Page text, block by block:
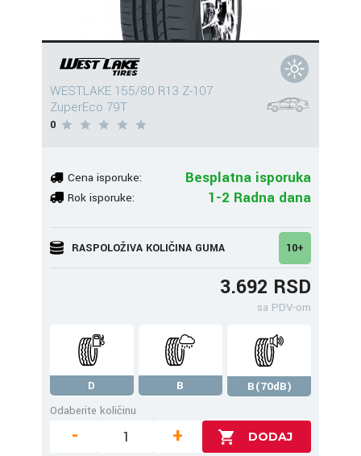
WESTLAKE 155/80 R13 Z-107
ZuperEco 79T
0
Cena isporuke: Besplatna isporuka
Rok isporuke: 1-2 Radna dana
RASPOLOŽIVA KOLIČINA GUMA 10+
3.692 RSD
sa PDV-om
D B
B(70dB)
Odaberite količinu
- +